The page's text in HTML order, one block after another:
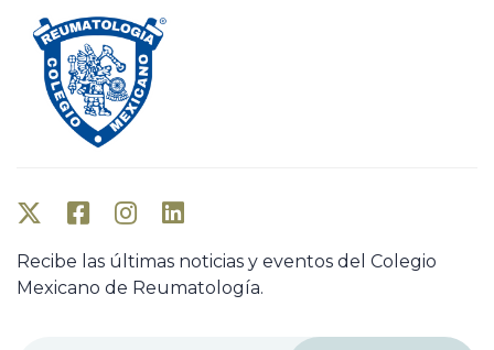
Recibe las últimas noticias y eventos del Colegio
Mexicano de Reumatología.